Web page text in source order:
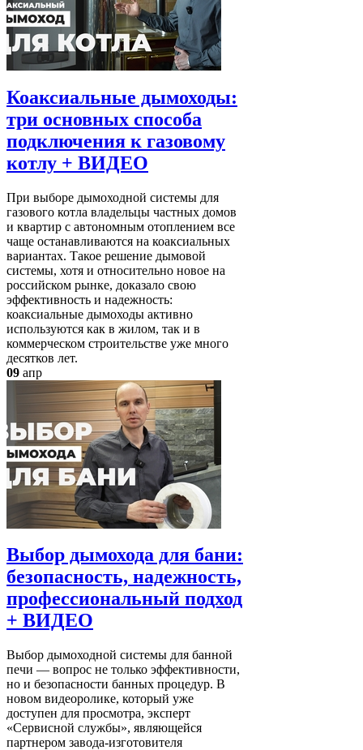
Коаксиальные дымоходы:
три основных способа
подключения к газовому
котлу + ВИДЕО
При выборе дымоходной системы для
газового котла владельцы частных домов
и квартир с автономным отоплением все
чаще останавливаются на коаксиальных
вариантах. Такое решение дымовой
системы, хотя и относительно новое на
российском рынке, доказало свою
эффективность и надежность:
коаксиальные дымоходы активно
используются как в жилом, так и в
коммерческом строительстве уже много
десятков лет.
09 апр
Выбор дымохода для бани:
безопасность, надежность,
профессиональный подход
+ ВИДЕО
Выбор дымоходной системы для банной
печи — вопрос не только эффективности,
но и безопасности банных процедур. В
новом видеоролике, который уже
доступен для просмотра, эксперт
«Сервисной службы», являющейся
партнером завода-изготовителя